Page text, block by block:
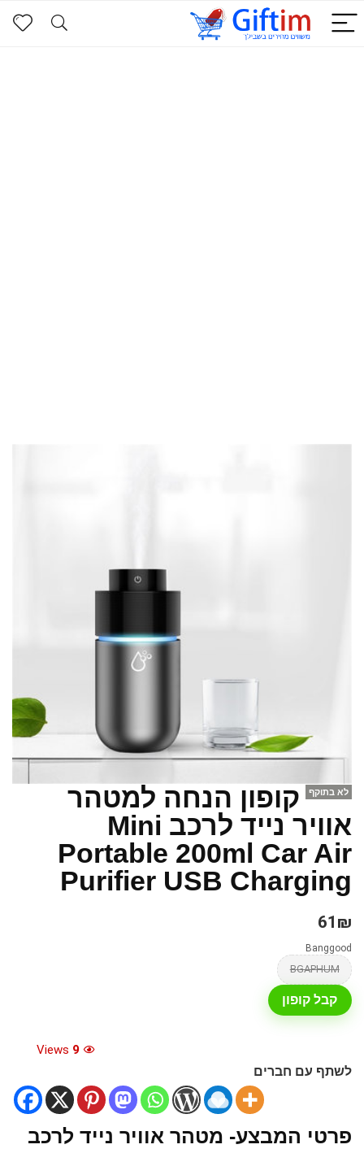
לא בתוקף
קופון הנחה למטהר
אוויר נייד לרכב Mini
Portable 200ml Car Air
Purifier USB Charging
61₪
Banggood
BGAPHUM
קבל קופון
9
לשתף עם חברים
פרטי המבצע- מטהר אוויר נייד לרכב